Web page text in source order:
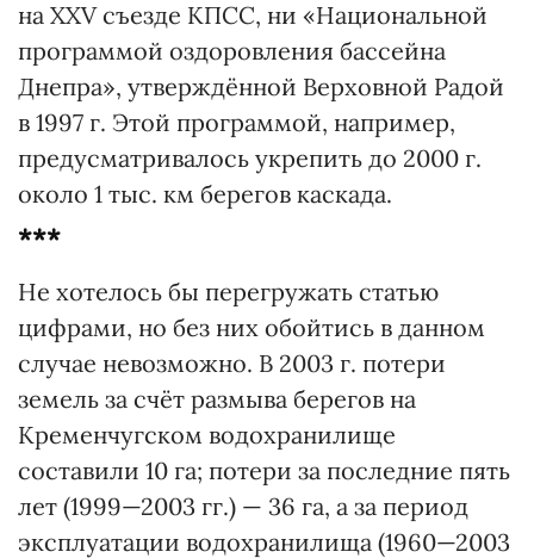
на ХХV съезде КПСС, ни «Национальной
программой оздоровления бассейна
Днепра», утверждённой Верховной Радой
в 1997 г. Этой программой, например,
предусматривалось укрепить до 2000 г.
около 1 тыс. км берегов каскада.
***
Не хотелось бы перегружать статью
цифрами, но без них обойтись в данном
случае невозможно. В 2003 г. потери
земель за счёт размыва берегов на
Кременчугском водохранилище
составили 10 га; потери за последние пять
лет (1999—2003 гг.) — 36 га, а за период
эксплуатации водохранилища (1960—2003